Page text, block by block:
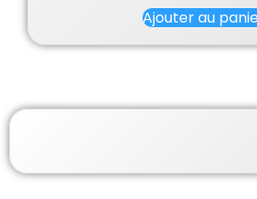
Ajouter au